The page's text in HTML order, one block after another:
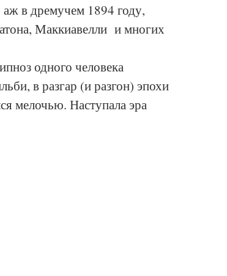
в дремучем 1894 году,
Маккиавелли  и многих
одного человека
в разгар (и разгон) эпохи
мелочью. Наступала эра